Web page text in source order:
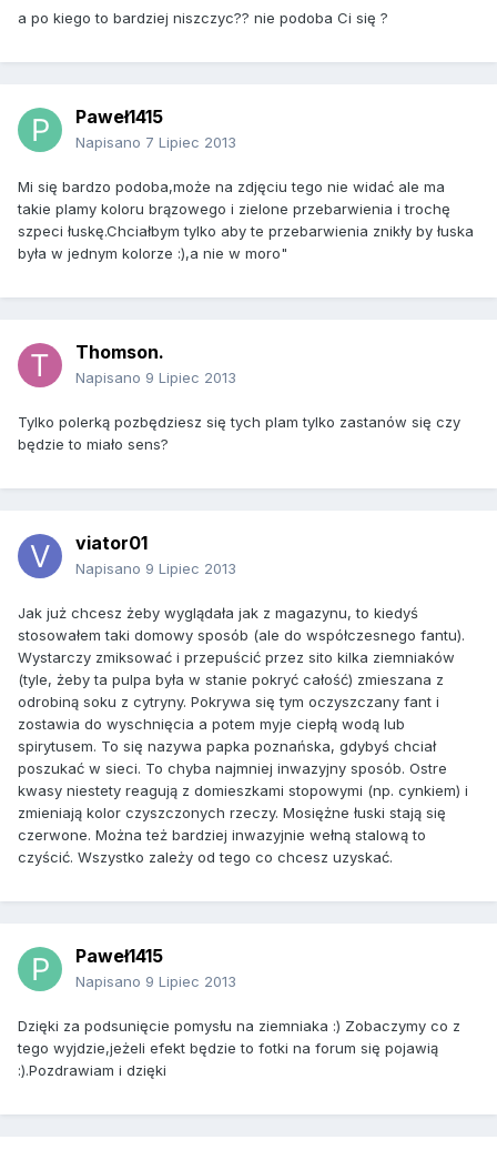
a po kiego to bardziej niszczyc?? nie podoba Ci się ?
Paweł1415
Napisano 7 Lipiec 2013
Mi się bardzo podoba,może na zdjęciu tego nie widać ale ma
takie plamy koloru brązowego i zielone przebarwienia i trochę
szpeci łuskę.Chciałbym tylko aby te przebarwienia znikły by łuska
była w jednym kolorze :),a nie w moro"
Thomson.
Napisano 9 Lipiec 2013
Tylko polerką pozbędziesz się tych plam tylko zastanów się czy
będzie to miało sens?
viator01
Napisano 9 Lipiec 2013
Jak już chcesz żeby wyglądała jak z magazynu, to kiedyś
stosowałem taki domowy sposób (ale do współczesnego fantu).
Wystarczy zmiksować i przepuścić przez sito kilka ziemniaków
(tyle, żeby ta pulpa była w stanie pokryć całość) zmieszana z
odrobiną soku z cytryny. Pokrywa się tym oczyszczany fant i
zostawia do wyschnięcia a potem myje ciepłą wodą lub
spirytusem. To się nazywa papka poznańska, gdybyś chciał
poszukać w sieci. To chyba najmniej inwazyjny sposób. Ostre
kwasy niestety reagują z domieszkami stopowymi (np. cynkiem) i
zmieniają kolor czyszczonych rzeczy. Mosiężne łuski stają się
czerwone. Można też bardziej inwazyjnie wełną stalową to
czyścić. Wszystko zależy od tego co chcesz uzyskać.
Paweł1415
Napisano 9 Lipiec 2013
Dzięki za podsunięcie pomysłu na ziemniaka :) Zobaczymy co z
tego wyjdzie,jeżeli efekt będzie to fotki na forum się pojawią
:).Pozdrawiam i dzięki